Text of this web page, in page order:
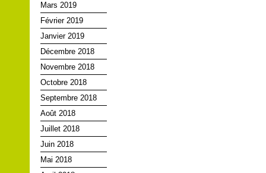
Mars 2019
Février 2019
Janvier 2019
Décembre 2018
Novembre 2018
Octobre 2018
Septembre 2018
Août 2018
Juillet 2018
Juin 2018
Mai 2018